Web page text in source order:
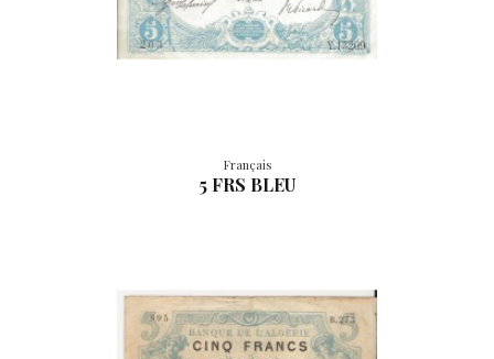
Français
5 FRS BLEU